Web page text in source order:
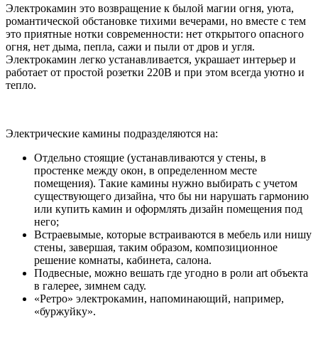
Электрокамин это возвращение к былой магии огня, уюта,
романтической обстановке тихими вечерами, но вместе с тем
это приятные нотки современности: нет открытого опасного
огня, нет дыма, пепла, сажи и пыли от дров и угля.
Электрокамин легко устанавливается, украшает интерьер и
работает от простой розетки 220В и при этом всегда уютно и
тепло.
Электрические камины подразделяются на:
Отдельно стоящие (устанавливаются у стены, в
простенке между окон, в определенном месте
помещения). Такие камины нужно выбирать с учетом
существующего дизайна, что бы ни нарушать гармонию
или купить камин и оформлять дизайн помещения под
него;
Встраевымые, которые встраиваются в мебель или нишу
стены, завершая, таким образом, композиционное
решение комнаты, кабинета, салона.
Подвесные, можно вешать где угодно в роли art объекта
в галерее, зимнем саду.
«Ретро» электрокамин, напоминающий, например,
«буржуйку».